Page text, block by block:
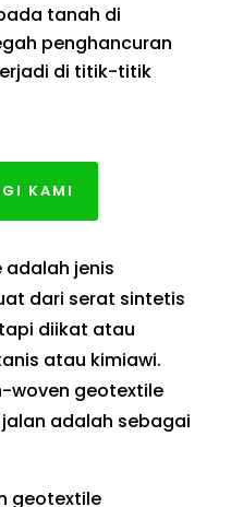
tanah di
penghancuran
di titik-titik
KAMI
adalah jenis
dari serat sintetis
diikat atau
atau kimiawi.
woven geotextile
adalah sebagai
geotextile